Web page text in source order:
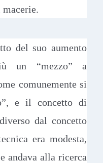
del suo aumento
un “mezzo” a
comunemente si
e il concetto di
dal concetto
era modesta,
andava alla ricerca